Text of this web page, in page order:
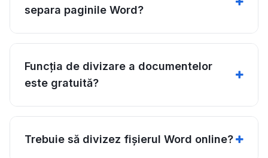
separa paginile Word?
Funcția de divizare a documentelor
este gratuită?
Trebuie să divizez fișierul Word online?